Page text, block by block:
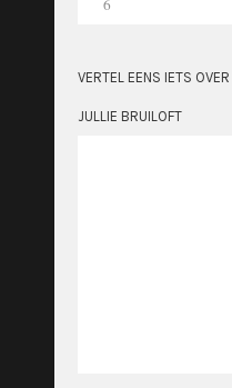
VERTEL EENS IETS
JULLIE BRUILOFT